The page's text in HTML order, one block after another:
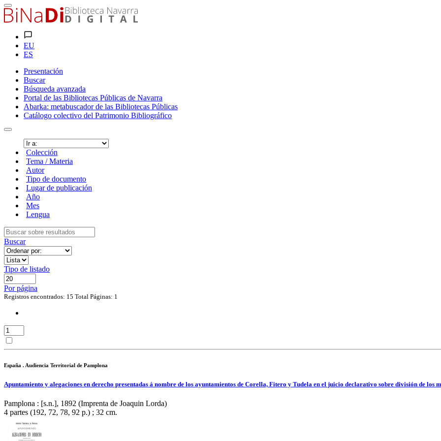
EU
ES
Presentación
Buscar
Búsqueda avanzada
Portal de las Bibliotecas Públicas de Navarra
Abarka: metabuscador de las Bibliotecas Públicas
Catálogo colectivo del Patrimonio Bibliográfico
Colección
Tema / Materia
Autor
Tipo de documento
Lugar de publicación
Año
Mes
Lengua
Buscar
Tipo de listado
Por página
Registros encontrados: 15 Total Páginas: 1
España . Audiencia Territorial de Pamplona
Apuntamiento y alegaciones en derecho presentadas á nombre de los ayuntamientos de Corella, Fitero y Tudela en el juicio declarativo sobre división de los
Pamplona : [s.n.], 1892 (Imprenta de Joaquin Lorda)
4 partes (192, 72, 78, 92 p.) ; 32 cm.